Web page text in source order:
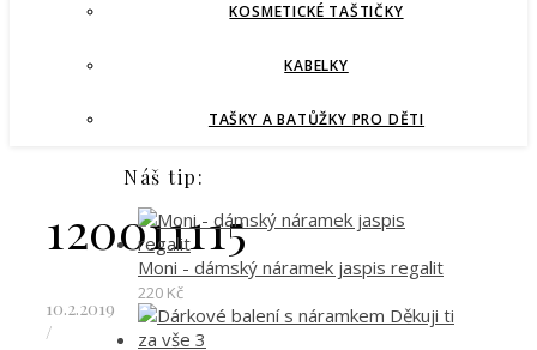
KOSMETICKÉ TAŠTIČKY
KABELKY
TAŠKY A BATŮŽKY PRO DĚTI
120011115
10.2.2019
/
Náš tip:
Moni - dámský náramek jaspis regalit
220 Kč